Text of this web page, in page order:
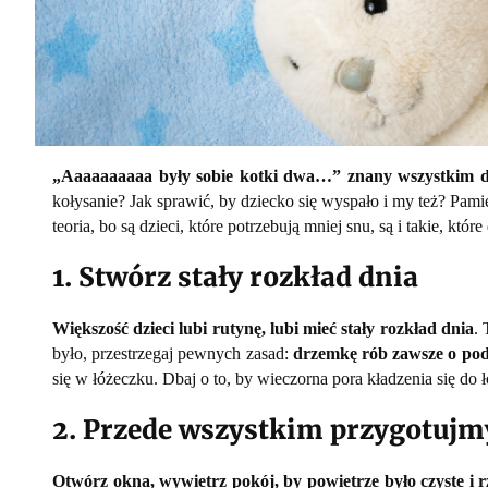
„Aaaaaaaaaa były sobie kotki dwa…” znany wszystkim
kołysanie? Jak sprawić, by dziecko się wyspało i my też?
teoria, bo są dzieci, które potrzebują mniej snu, są i takie,
1. Stwórz stały rozkład dnia
Większość dzieci lubi rutynę, lubi mieć stały rozkład dnia.
było, przestrzegaj pewnych zasad: drzemkę rób zawsze o
się w łóżeczku. Dbaj o to, by wieczorna pora kładzenia się do
2. Przede wszystkim
Otwórz okna, wywietrz pokój, by powietrze było czyste i